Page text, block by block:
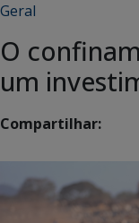
Geral
O
um
Compartilhar: